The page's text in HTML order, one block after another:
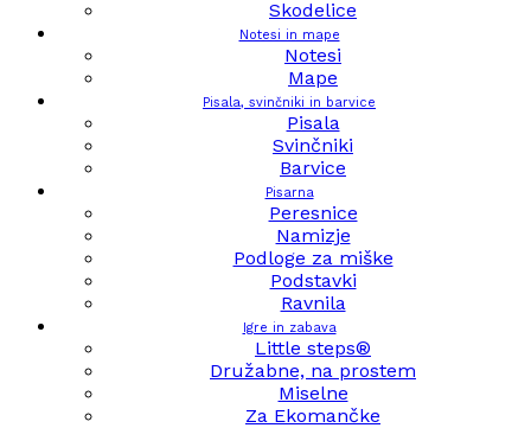
Skodelice
Notesi in mape
Notesi
Mape
Pisala, svinčniki in barvice
Pisala
Svinčniki
Barvice
Pisarna
Peresnice
Namizje
Podloge za miške
Podstavki
Ravnila
Igre in zabava
Little steps®
Družabne, na prostem
Miselne
Za Ekomančke